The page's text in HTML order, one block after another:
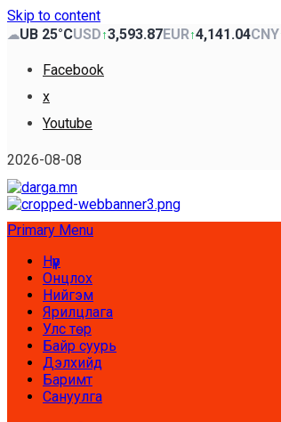
Skip to content
☁UB 25°CUSD↑3,593.87EUR↑4,141.04CNY
Facebook
x
Youtube
2026-08-08
Primary Menu
Нүүр
Онцлох
Нийгэм
Ярилцлага
Улс төр
Байр суурь
Дэлхийд
Баримт
Сануулга